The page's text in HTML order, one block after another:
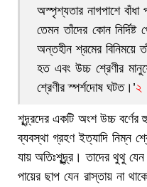
অস্পৃশ্যতার নাগপাশে
তেমন তাঁদের কোন
অন্তহীন শ্রমের বিনিময়ে
হত এবং উচ্চ শ্রেণীর
শ্রেণীর স্পর্শদোষ ঘটত।’২
শূদ্র্রদের একটি অংশ উচ্চ
ব্যবস্থা গ্রহণ ইত্যাদি নিম্ন
যায় অতিঃশূদ্র্র্র। তাদের থুথু
পায়ের ছাপ যেন রাস্তায় না